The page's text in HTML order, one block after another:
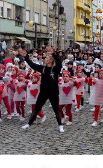
modo de ecrã inteiro)